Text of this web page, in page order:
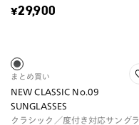
¥29,900
まとめ買い
NEW CLASSIC No.09
SUNGLASSES
クラシック／度付き対応サングラ